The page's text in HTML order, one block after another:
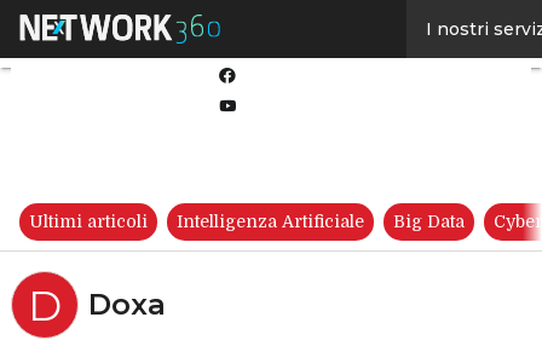
I nostri
Ultimi articoli Intelligenza Artificiale Big Data
D Doxa